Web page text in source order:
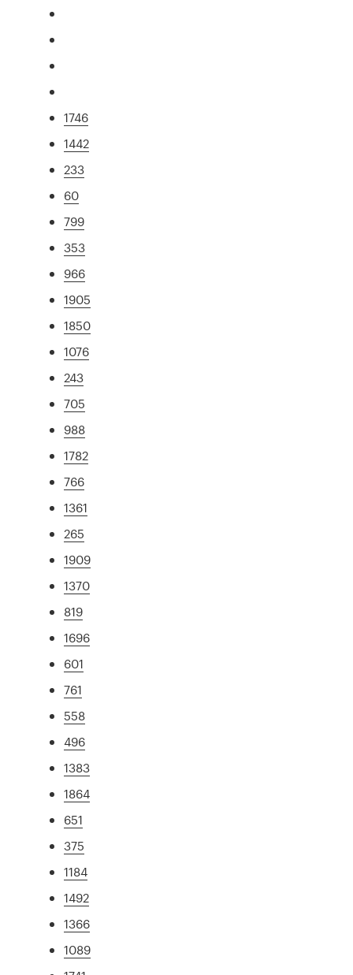
1746
1442
233
60
799
353
966
1905
1850
1076
243
705
988
1782
766
1361
265
1909
1370
819
1696
601
761
558
496
1383
1864
651
375
1184
1492
1366
1089